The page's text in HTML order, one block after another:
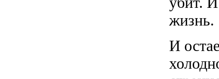
жизнь.
И